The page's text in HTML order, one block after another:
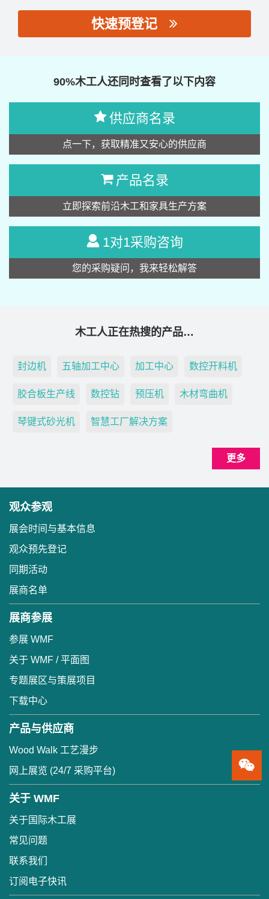
快速预登记
90%木工人还同时查看了以下内容
供应商名录
点一下，获取精准又安心的供应商
产品名录
立即探索前沿木工和家具生产方案
1对1采购咨询
您的采购疑问，我来轻松解答
木工人正在热搜的产品…
封边机 五轴加工中心 加工中心 数控开料机
胶合板生产线 数控钻 预压机 木材弯曲机
琴键式砂光机 智慧工厂解决方案
更多
观众参观
展会时间与基本信息
观众预先登记
同期活动
展商名单
展商参展
参展 WMF
关于 WMF / 平面图
专题展区与策展项目
下载中心
产品与供应商
Wood Walk 工艺漫步
网上展览 (24/7 采购平台)
关于 WMF
关于国际木工展
常见问题
联系我们
订阅电子快讯